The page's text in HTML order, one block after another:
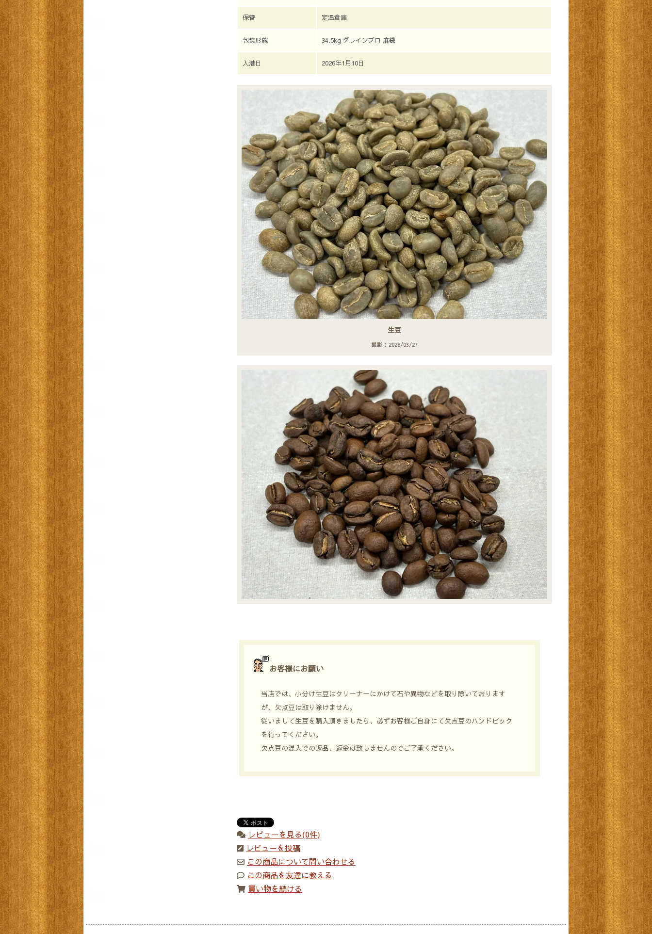
保管 定温倉庫
包装形態 34.5kg グレインプロ 麻袋
入港日 2026年1月10日
生豆
撮影：2026/03/27
お客様にお願い
当店では、小分け生豆はクリーナーにかけて石や異物などを取り除いております
が、欠点豆は取り除けません。
従いまして生豆を購入頂きましたら、必ずお客様ご自身にて欠点豆のハンドピック
を行ってください。
欠点豆の混入での返品、返金は致しませんのでご了承ください。
レビューを見る(0件)
レビューを投稿
この商品について問い合わせる
この商品を友達に教える
買い物を続ける